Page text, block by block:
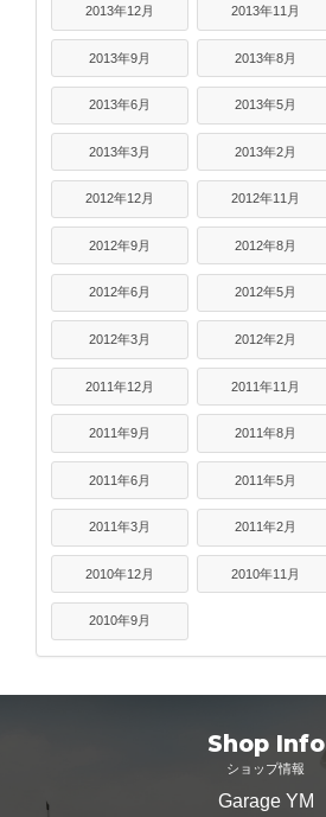
2013年12月 2013年11月
2013年9月 2013年8月
2013年6月 2013年5月
2013年3月 2013年2月
2012年12月 2012年11月
2012年9月 2012年8月
2012年6月 2012年5月
2012年3月 2012年2月
2011年12月 2011年11月
2011年9月 2011年8月
2011年6月 2011年5月
2011年3月 2011年2月
2010年12月 2010年11月
2010年9月
Shop Info
ショップ情報
Garage YM